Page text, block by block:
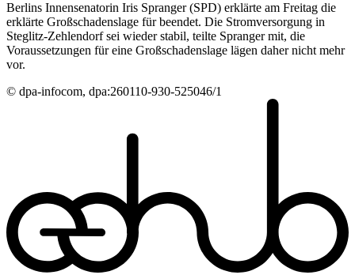
Berlins Innensenatorin Iris Spranger (SPD) erklärte am Freitag die
erklärte Großschadenslage für beendet. Die Stromversorgung in
Steglitz-Zehlendorf sei wieder stabil, teilte Spranger mit, die
Voraussetzungen für eine Großschadenslage lägen daher nicht mehr
vor.
© dpa-infocom, dpa:260110-930-525046/1